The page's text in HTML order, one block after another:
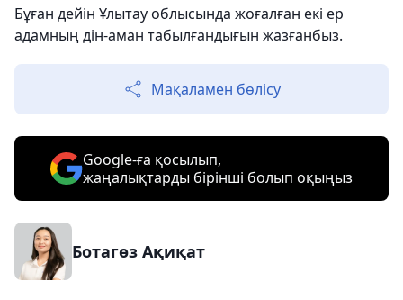
Бұған дейін Ұлытау облысында жоғалған екі ер
адамның дін-аман табылғандығын жазғанбыз.
Мақаламен бөлісу
Google-ға қосылып,
жаңалықтарды бірінші болып оқыңыз
Ботагөз Ақиқат